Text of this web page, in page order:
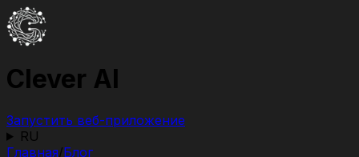
Clever AI
Запустить веб-приложение
RU
Главная/Блог